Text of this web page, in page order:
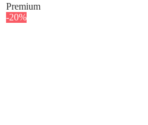
Premium
-20%